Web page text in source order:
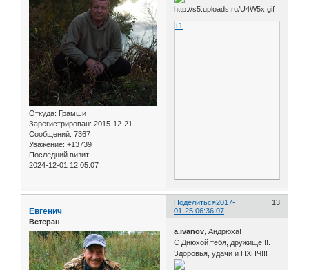
Откуда: Грамши
Зарегистрирован: 2015-12-21
Сообщений: 7367
Уважение: +13739
Последний визит:
2024-12-01 12:05:07
+1
Поделиться 13
2017-
01-25 06:36:07
Евгенич
Ветеран
a.ivanov , Андрюха!
С Днюхой тебя, дружище!!!.
Здоровья, удачи и НХНЧ!!!